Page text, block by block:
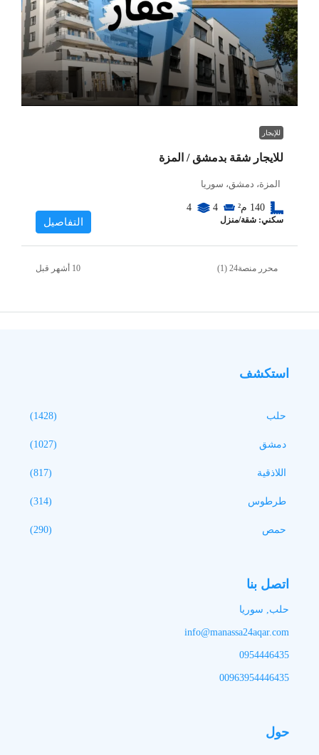
للإيجار
للايجار شقة بدمشق / المزة
المزة، دمشق، سوريا
140 م² 4
4
سكني: شقة/منزل التفاصيل
محرر منصة24 (1)
استكشف
حلب (1428)
دمشق (1027)
اللاذقية (817)
طرطوس (314)
حمص (290)
اتصل بنا
حلب, سوريا
info@manassa24aqar.com
0954446435
00963954446435
حول